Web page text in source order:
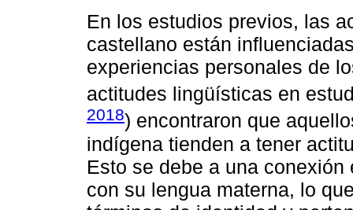
En los estudios previos, las
castellano están
experiencias personales de
actitudes lingüísticas en
2018) encontraron que
indígena tienden a tener
Esto se debe a una
con su lengua materna, lo